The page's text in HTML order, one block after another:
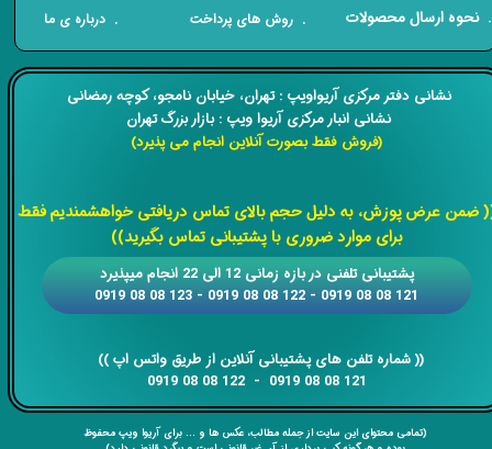
​​نشانی دفتر مرکزی آریواویپ : تهران، خیابان نامجو،کوچه رمضانی
نشانی انبار مرکزی آریوا ویپ : بازار بزرگ تهران
(فروش فقط بصورت آنلاین انجام می پذیرد)
ضمن عرض پوزش، به دلیل حجم بالای تماس دریافتی خواهشمندیم فقط
برای موارد ضروری با پشتیبانی تماس بگیرید))
​​​​​​​​​​​​​​(( ​​​​​​​شماره تلفن های پشتیبانی آنلاین از طریق واتس اپ ))
​​​​​​​121 08 08 0919 - 122 08 08 0919
​​پشتیبانی تلفنی در بازه زمانی 12 الی 22 انجام میپذیرد
121 08 08 0919 - 122 08 08 0919 - 123 08 08 0919
(تمامی محتوای این سایت از جمله مطالب، عکس ها و ... برای آریوا ویپ محفوظ
​. نحوه ارسال محصولات . روش های پرداخت . درباره ی ما